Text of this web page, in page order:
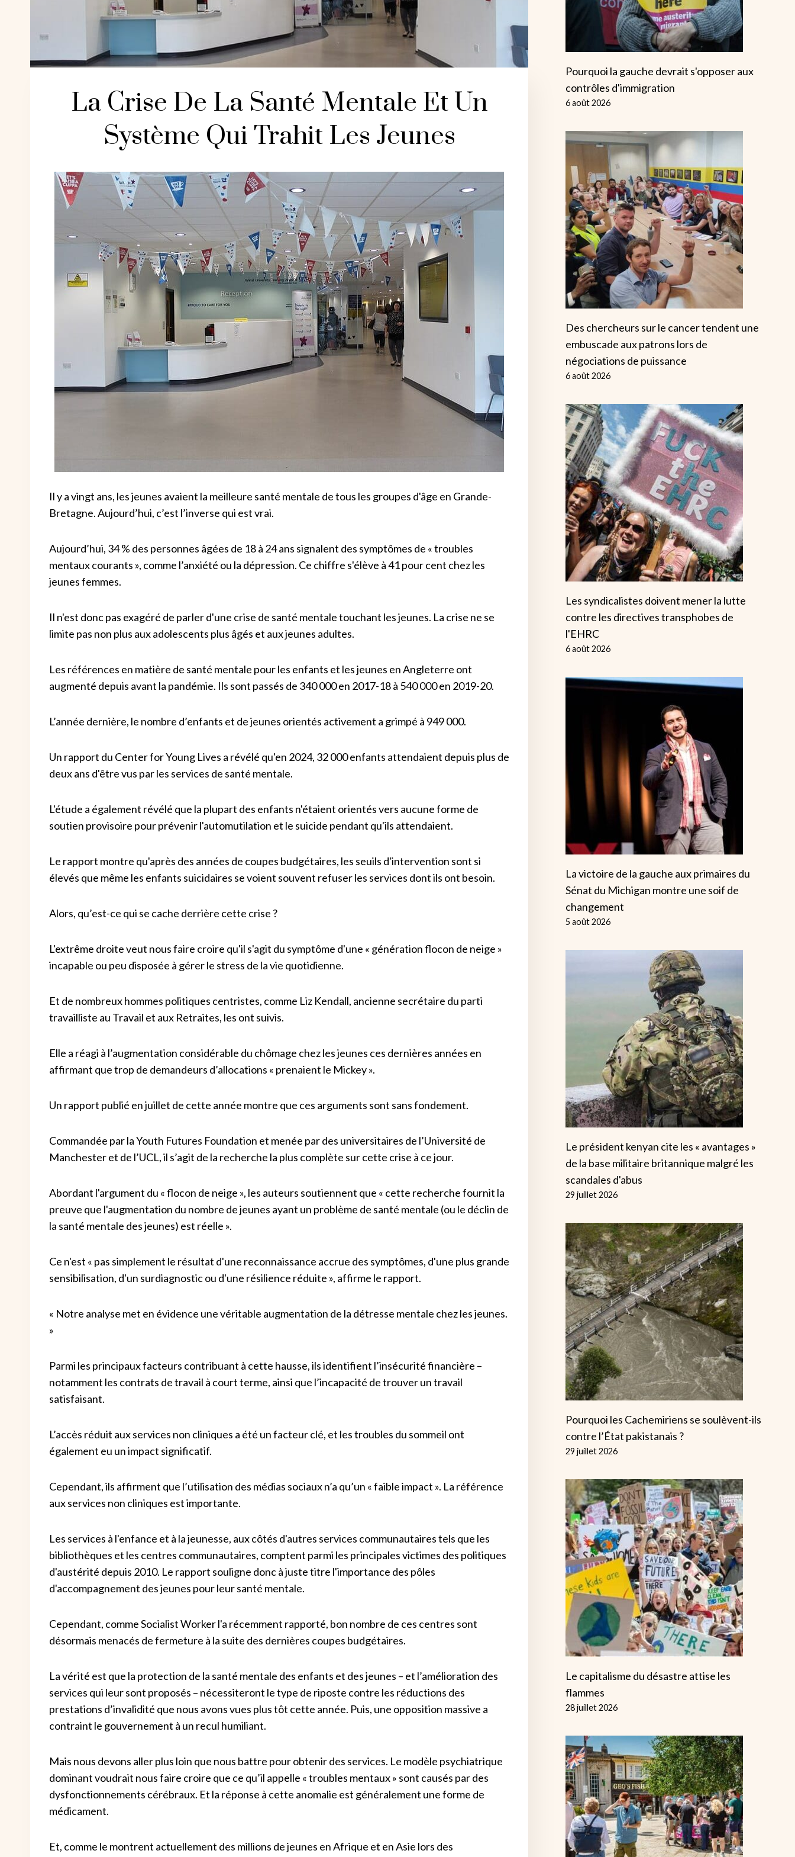
La Crise De La Santé Mentale Et Un
Système Qui Trahit Les Jeunes
Il y a vingt ans, les jeunes avaient la meilleure santé mentale de tous les groupes d'âge en Grande-
Bretagne. Aujourd’hui, c’est l’inverse qui est vrai.
Aujourd’hui, 34 % des personnes âgées de 18 à 24 ans signalent des symptômes de « troubles
mentaux courants », comme l’anxiété ou la dépression. Ce chiffre s'élève à 41 pour cent chez les
jeunes femmes.
Il n'est donc pas exagéré de parler d'une crise de santé mentale touchant les jeunes. La crise ne se
limite pas non plus aux adolescents plus âgés et aux jeunes adultes.
Les références en matière de santé mentale pour les enfants et les jeunes en Angleterre ont
augmenté depuis avant la pandémie. Ils sont passés de 340 000 en 2017-18 à 540 000 en 2019-20.
L’année dernière, le nombre d’enfants et de jeunes orientés activement a grimpé à 949 000.
Un rapport du Center for Young Lives a révélé qu'en 2024, 32 000 enfants attendaient depuis plus de
deux ans d'être vus par les services de santé mentale.
L'étude a également révélé que la plupart des enfants n'étaient orientés vers aucune forme de
soutien provisoire pour prévenir l'automutilation et le suicide pendant qu'ils attendaient.
Le rapport montre qu'après des années de coupes budgétaires, les seuils d'intervention sont si
élevés que même les enfants suicidaires se voient souvent refuser les services dont ils ont besoin.
Alors, qu’est-ce qui se cache derrière cette crise ?
L'extrême droite veut nous faire croire qu'il s'agit du symptôme d'une « génération flocon de neige »
incapable ou peu disposée à gérer le stress de la vie quotidienne.
Et de nombreux hommes politiques centristes, comme Liz Kendall, ancienne secrétaire du parti
travailliste au Travail et aux Retraites, les ont suivis.
Elle a réagi à l’augmentation considérable du chômage chez les jeunes ces dernières années en
affirmant que trop de demandeurs d’allocations « prenaient le Mickey ».
Un rapport publié en juillet de cette année montre que ces arguments sont sans fondement.
Commandée par la Youth Futures Foundation et menée par des universitaires de l’Université de
Manchester et de l’UCL, il s’agit de la recherche la plus complète sur cette crise à ce jour.
Abordant l'argument du « flocon de neige », les auteurs soutiennent que « cette recherche fournit la
preuve que l'augmentation du nombre de jeunes ayant un problème de santé mentale (ou le déclin de
la santé mentale des jeunes) est réelle ».
Ce n'est « pas simplement le résultat d'une reconnaissance accrue des symptômes, d'une plus grande
sensibilisation, d'un surdiagnostic ou d'une résilience réduite », affirme le rapport.
« Notre analyse met en évidence une véritable augmentation de la détresse mentale chez les jeunes.
»
Parmi les principaux facteurs contribuant à cette hausse, ils identifient l’insécurité financière –
notamment les contrats de travail à court terme, ainsi que l’incapacité de trouver un travail
satisfaisant.
L’accès réduit aux services non cliniques a été un facteur clé, et les troubles du sommeil ont
également eu un impact significatif.
Cependant, ils affirment que l’utilisation des médias sociaux n’a qu’un « faible impact ». La référence
aux services non cliniques est importante.
Les services à l'enfance et à la jeunesse, aux côtés d'autres services communautaires tels que les
bibliothèques et les centres communautaires, comptent parmi les principales victimes des politiques
d'austérité depuis 2010. Le rapport souligne donc à juste titre l'importance des pôles
d'accompagnement des jeunes pour leur santé mentale.
Cependant, comme Socialist Worker l'a récemment rapporté, bon nombre de ces centres sont
désormais menacés de fermeture à la suite des dernières coupes budgétaires.
La vérité est que la protection de la santé mentale des enfants et des jeunes – et l’amélioration des
services qui leur sont proposés – nécessiteront le type de riposte contre les réductions des
prestations d’invalidité que nous avons vues plus tôt cette année. Puis, une opposition massive a
contraint le gouvernement à un recul humiliant.
Mais nous devons aller plus loin que nous battre pour obtenir des services. Le modèle psychiatrique
dominant voudrait nous faire croire que ce qu’il appelle « troubles mentaux » sont causés par des
dysfonctionnements cérébraux. Et la réponse à cette anomalie est généralement une forme de
médicament.
Et, comme le montrent actuellement des millions de jeunes en Afrique et en Asie lors des
Pourquoi la gauche devrait s'opposer aux
contrôles d'immigration
6 août 2026
Des chercheurs sur le cancer tendent une
embuscade aux patrons lors de
négociations de puissance
6 août 2026
Les syndicalistes doivent mener la lutte
contre les directives transphobes de
l'EHRC
6 août 2026
La victoire de la gauche aux primaires du
Sénat du Michigan montre une soif de
changement
5 août 2026
Le président kenyan cite les « avantages »
de la base militaire britannique malgré les
scandales d'abus
29 juillet 2026
Pourquoi les Cachemiriens se soulèvent-ils
contre l’État pakistanais ?
29 juillet 2026
Le capitalisme du désastre attise les
flammes
28 juillet 2026